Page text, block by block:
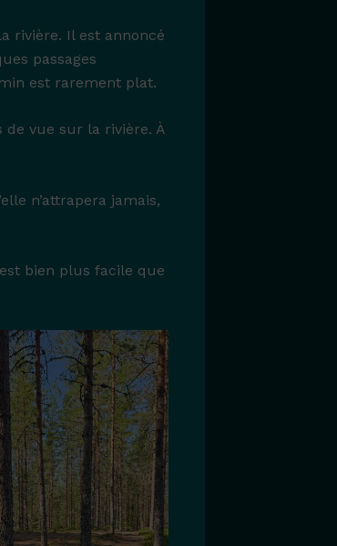
rivière. Il est annoncé
passages
est rarement plat.
vue sur la rivière. À
n’attrapera jamais,
bien plus facile que